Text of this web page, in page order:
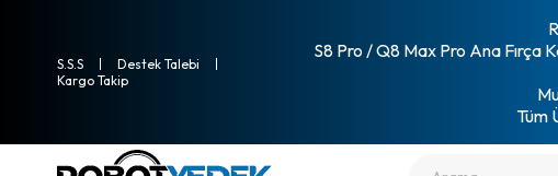
S.S.S
Destek Talebi
Kargo Takip
S8 Pro / Q8 Max Pro Ana Fırça
Tüm